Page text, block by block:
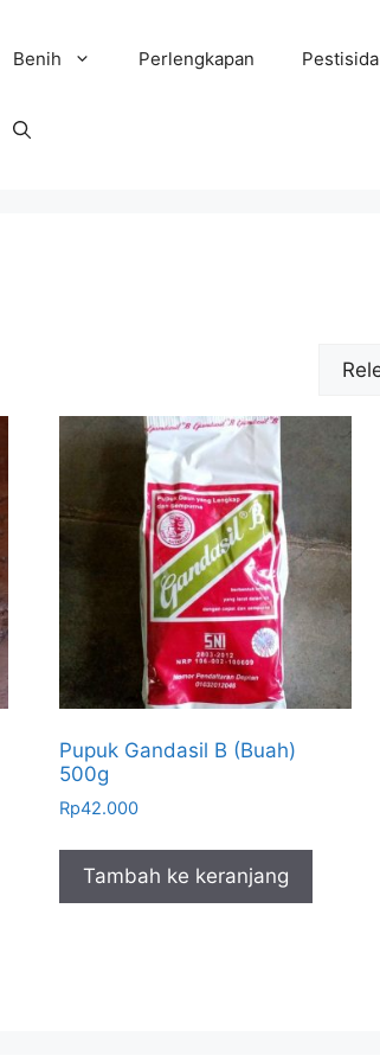
Benih Perlengkapan Pestisida
Pupuk Gandasil B (Buah)
500g
Rp42.000
Tambah ke keranjang